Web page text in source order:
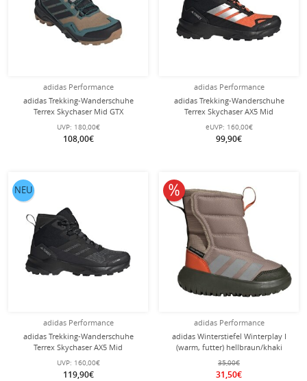
adidas Performance
adidas Trekking-Wanderschuhe
Terrex Skychaser Mid GTX
(wasserdicht) schwarz/grün/braun
Herren
UVP: 180,00€
108,00€
adidas Performance
adidas Trekking-Wanderschuhe
Terrex Skychaser AX5 Mid
Climawarm+ GTX (wasserdicht)
schwarz/orange/silber Herren
eUVP: 160,00€
99,90€
adidas Performance
adidas Trekking-Wanderschuhe
Terrex Skychaser AX5 Mid
Climawarm+ GTX (wasserdicht)
schwarz Herren
UVP: 160,00€
119,90€
NEU
adidas Performance
adidas Winterstiefel Winterplay I
(warm, futter) hellbraun/khaki
Kleinkinder
35,00€
31,50€
10% reduziert